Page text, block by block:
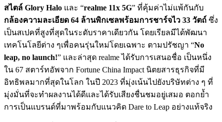
สไตล์ Glory Halo และ “realme 11x 5G” ที่คุ้มค่าไม่แพ้กันกับ
กล้องความละเอียด 64 ล้านพิกเซลพร้อมการชาร์จไว 33 วัตถ์ ซึ่ง
เป็นสเปคที่สูงที่สุดในระดับราคาเดียวกัน โดยเรียลมีได้พัฒนา
เทคโนโลยีต่าง ๆเพื่อคนรุ่นใหม่โดยเฉพาะ ตามปรัชญา “No
leap, no launch!” และล่าสุด realme ได้รับการเสนอชื่อ เป็นหนึ่ง
ใน 67 สตาร์ทอัพจาก Fortune China Impact นิตยสารธุรกิจที่มี
อิทธิพลมากที่สุดในโลก ในปี 2023 ที่มุ่งเน้นไปยังบริษัทต่าง ๆ ที่
มุ่งมั่นที่จะทำผลงานได้ดีและได้รับเสียงชื่นชมอยู่เสมอ ตอกย้ำ
การเป็นแบรนด์ที่มาพร้อมกับแนวคิด Dare to Leap อย่างแท้จริง